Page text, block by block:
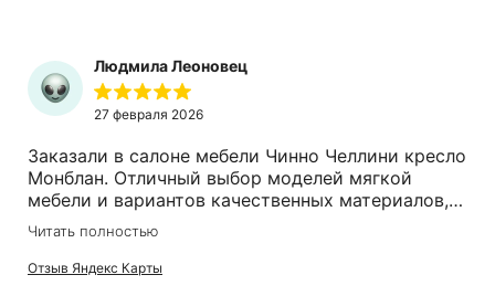
Людмила Леоновец
27 февраля 2026
Заказали в салоне мебели Чинно Челлини кресло
Монблан. Отличный выбор моделей мягкой
мебели и вариантов качественных материалов,
из которых ее изготавливают. Компетентная и
внимательная консультант Ирина помогла
определиться. Выполнен заказ точно в срок,
Читать полностью
Отзыв Яндекс Карты